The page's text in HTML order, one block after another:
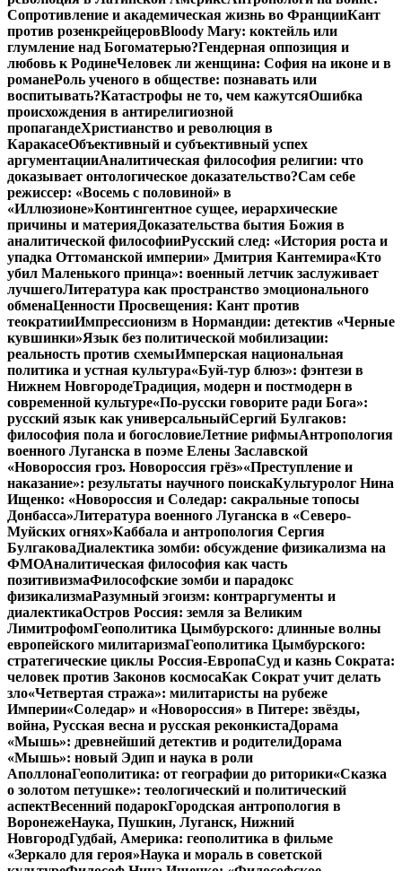
Сопротивление и академическая жизнь во ФранцииКант
против розенкрейцеровBloody Mary: коктейль или
глумление над Богоматерью?Гендерная оппозиция и
любовь к РодинеЧеловек ли женщина: София на иконе и в
романеРоль ученого в обществе: познавать или
воспитывать?Катастрофы не то, чем кажутсяОшибка
происхождения в антирелигиозной
пропагандеХристианство и революция в
КаракасеОбъективный и субъективный успех
аргументацииАналитическая философия религии: что
доказывает онтологическое доказательство?Сам себе
режиссер: «Восемь с половиной» в
«Иллюзионе»Контингентное сущее, иерархические
причины и материяДоказательства бытия Божия в
аналитической философииРусский след: «История роста и
упадка Оттоманской империи» Дмитрия Кантемира«Кто
убил Маленького принца»: военный летчик заслуживает
лучшегоЛитература как пространство эмоционального
обменаЦенности Просвещения: Кант против
теократииИмпрессионизм в Нормандии: детектив «Черные
кувшинки»Язык без политической мобилизации:
реальность против схемыИмперская национальная
политика и устная культура«Буй-тур блюз»: фэнтези в
Нижнем НовгородеТрадиция, модерн и постмодерн в
современной культуре«По-русски говорите ради Бога»:
русский язык как универсальныйСергий Булгаков:
философия пола и богословиеЛетние рифмыАнтропология
военного Луганска в поэме Елены Заславской
«Новороссия гроз. Новороссия грёз»«Преступление и
наказание»: результаты научного поискаКультуролог Нина
Ищенко: «Новороссия и Соледар: сакральные топосы
Донбасса»Литература военного Луганска в «Северо-
Муйских огнях»Каббала и антропология Сергия
БулгаковаДиалектика зомби: обсуждение физикализма на
ФМОАналитическая философия как часть
позитивизмаФилософские зомби и парадокс
физикализмаРазумный эгоизм: контраргументы и
диалектикаОстров Россия: земля за Великим
ЛимитрофомГеополитика Цымбурского: длинные волны
европейского милитаризмаГеополитика Цымбурского:
стратегические циклы Россия-ЕвропаСуд и казнь Сократа:
человек против Законов космосаКак Сократ учит делать
зло«Четвертая стража»: милитаристы на рубеже
Империи«Соледар» и «Новороссия» в Питере: звёзды,
война, Русская весна и русская реконкистаДорама
«Мышь»: древнейший детектив и родителиДорама
«Мышь»: новый Эдип и наука в роли
АполлонаГеополитика: от географии до риторики«Сказка
о золотом петушке»: теологический и политический
аспектВесенний подарокГородская антропология в
ВоронежеНаука, Пушкин, Луганск, Нижний
НовгородГудбай, Америка: геополитика в фильме
«Зеркало для героя»Наука и мораль в советской